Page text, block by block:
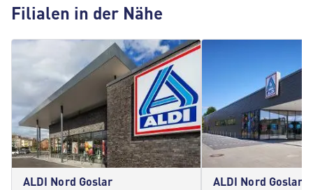
Filialen in der Nähe
ALDI Nord Goslar ALDI Nord Goslar